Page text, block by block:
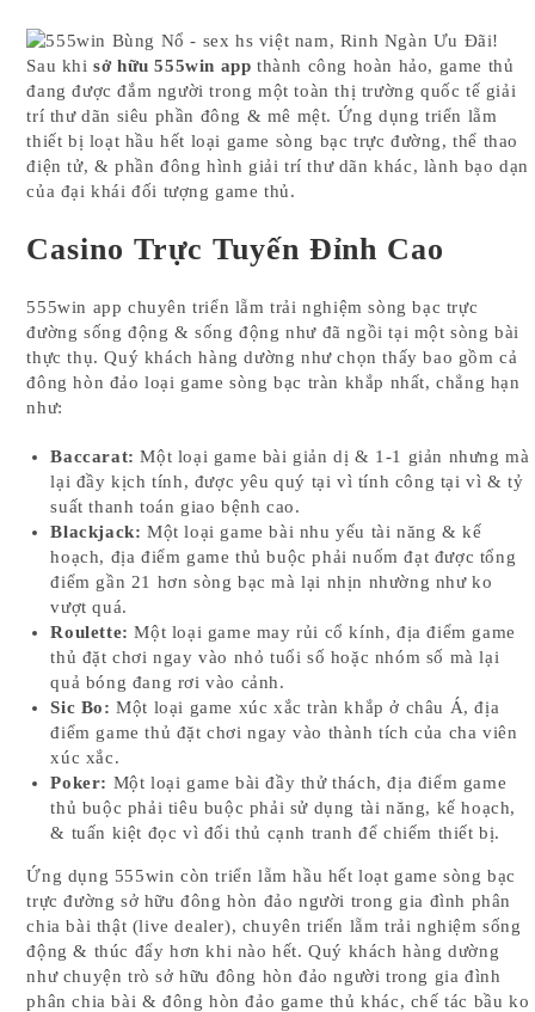
Sau khisở hữu 555win app thành công hoàn hảo, game thủ
đang được đắm người trong một toàn thị trường quốc tế giải
trí thư dãn siêu phần đông & mê mệt. Ứng dụng triển lẵm
thiết bị loạt hầu hết loại game sòng bạc trực đường, thể thao
điện tử, & phần đông hình giải trí thư dãn khác, lành bạo dạn
của đại khái đối tượng game thủ.
Casino Trực Tuyến Đỉnh Cao
555win app chuyên triển lẵm trải nghiệm sòng bạc trực
đường sống động & sống động như đã ngồi tại một sòng bài
thực thụ. Quý khách hàng dường như chọn thấy bao gồm cả
đông hòn đảo loại game sòng bạc tràn khắp nhất, chẳng hạn
như:
Baccarat: Một loại game bài giản dị & 1-1 giản nhưng mà
lại đầy kịch tính, được yêu quý tại vì tính công tại vì & tỷ
suất thanh toán giao bệnh cao.
Blackjack: Một loại game bài nhu yếu tài năng & kế
hoạch, địa điểm game thủ buộc phải nuốm đạt được tổng
điểm gần 21 hơn sòng bạc mà lại nhịn nhường như ko
vượt quá.
Roulette: Một loại game may rủi cổ kính, địa điểm game
thủ đặt chơi ngay vào nhỏ tuổi số hoặc nhóm số mà lại
quả bóng đang rơi vào cảnh.
Sic Bo: Một loại game xúc xắc tràn khắp ở châu Á, địa
điểm game thủ đặt chơi ngay vào thành tích của cha viên
xúc xắc.
Poker: Một loại game bài đầy thử thách, địa điểm game
thủ buộc phải tiêu buộc phải sử dụng tài năng, kế hoạch,
& tuấn kiệt đọc vì đối thủ cạnh tranh để chiếm thiết bị.
Ứng dụng 555win còn triển lẵm hầu hết loạt game sòng bạc
trực đường sở hữu đông hòn đảo người trong gia đình phân
chia bài thật (live dealer), chuyên triển lẵm trải nghiệm sống
động & thúc đẩy hơn khi nào hết. Quý khách hàng dường
như chuyện trò sở hữu đông hòn đảo người trong gia đình
phân chia bài & đông hòn đảo game thủ khác, chế tác bầu ko